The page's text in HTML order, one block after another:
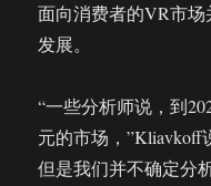
面向消费者的VR市
发展。
“一些分析师说，到
元的市场，”Kliavkoff
但是我们并不确定分